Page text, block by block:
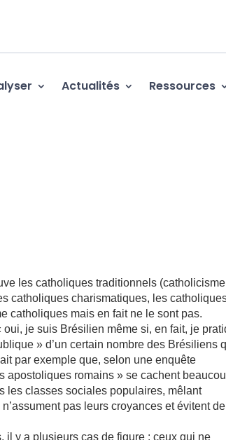
Actualités Ressources
les catholiques traditionnels (catholicisme
catholiques charismatiques, les
catholiques mais en fait ne le sont pas.
je suis Brésilien même si, en fait, je
» d’un certain nombre des Brésiliens
par exemple que, selon une enquête
apostoliques romains » se cachent
les classes sociales populaires, mêlant
pas leurs croyances et évitent de
il y a plusieurs cas de figure : ceux qui ne